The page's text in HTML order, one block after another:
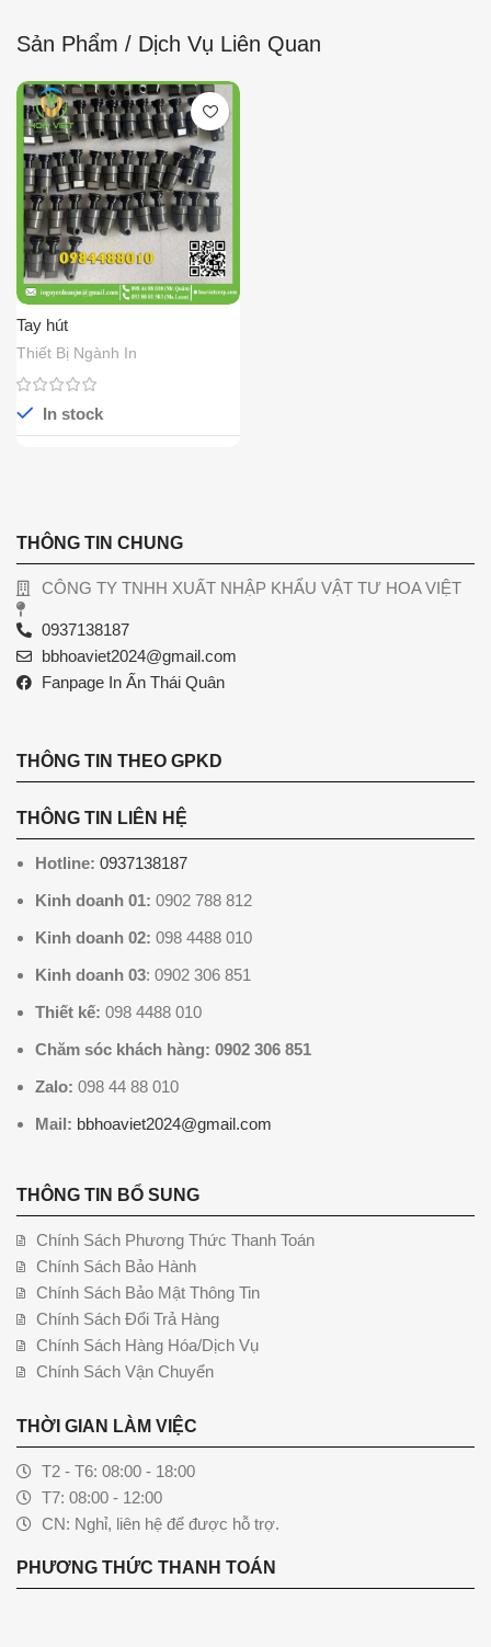
Sản Phẩm / Dịch Vụ Liên Quan
Tay hút
Thiết Bị Ngành In
In stock
THÔNG TIN CHUNG
CÔNG TY TNHH XUẤT NHẬP KHẨU VẬT TƯ HOA VIỆT
0937138187
bbhoaviet2024@gmail.com
Fanpage In Ấn Thái Quân
THÔNG TIN THEO GPKD
THÔNG TIN LIÊN HỆ
Hotline: 0937138187
Kinh doanh 01: 0902 788 812
Kinh doanh 02: 098 4488 010
Kinh doanh 03: 0902 306 851
Thiết kế: 098 4488 010
Chăm sóc khách hàng: 0902 306 851
Zalo: 098 44 88 010
Mail: bbhoaviet2024@gmail.com
THÔNG TIN BỔ SUNG
Chính Sách Phương Thức Thanh Toán
Chính Sách Bảo Hành
Chính Sách Bảo Mật Thông Tin
Chính Sách Đổi Trả Hàng
Chính Sách Hàng Hóa/Dịch Vụ
Chính Sách Vận Chuyển
THỜI GIAN LÀM VIỆC
T2 - T6: 08:00 - 18:00
T7: 08:00 - 12:00
CN: Nghỉ, liên hệ để được hỗ trợ.
PHƯƠNG THỨC THANH TOÁN